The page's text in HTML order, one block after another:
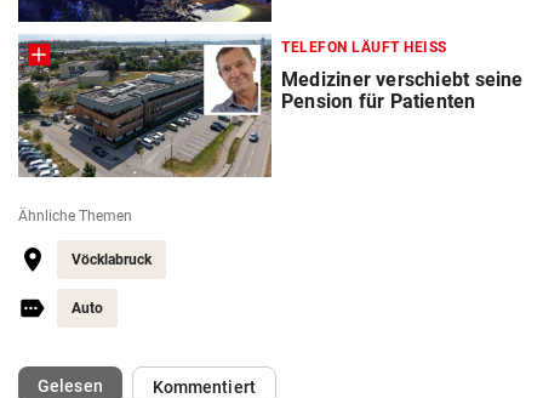
TELEFON LÄUFT HEISS
Mediziner verschiebt seine
Pension für Patienten
Ähnliche Themen
Vöcklabruck
Auto
Gelesen(ausgewählt)Kommentiert